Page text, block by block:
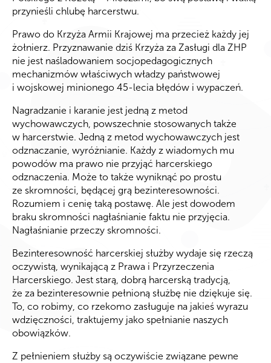
przynieśli chlubę harcerstwu.
Prawo do Krzyża Armii Krajowej ma przecież każdy jej
żołnierz. Przyznawanie dziś Krzyża za Zasługi dla ZHP
nie jest naśladowaniem socjopedagogicznych
mechanizmów właściwych władzy państwowej
i wojskowej minionego 45-lecia błędów i wypaczeń.
Nagradzanie i karanie jest jedną z metod
wychowawczych, powszechnie stosowanych także
w harcerstwie. Jedną z metod wychowawczych jest
odznaczanie, wyróżnianie. Każdy z wiadomych mu
powodów ma prawo nie przyjąć harcerskiego
odznaczenia. Może to także wyniknąć po prostu
ze skromności, będącej grą bezinteresowności.
Rozumiem i cenię taką postawę. Ale jest dowodem
braku skromności nagłaśnianie faktu nie przyjęcia.
Nagłaśnianie przeczy skromności.
Bezinteresowność harcerskiej służby wydaje się rzeczą
oczywistą, wynikającą z Prawa i Przyrzeczenia
Harcerskiego. Jest starą, dobrą harcerską tradycją,
że za bezinteresownie pełnioną służbę nie dziękuje się.
To, co robimy, co rzekomo zasługuje na jakieś wyrazu
wdzięczności, traktujemy jako spełnianie naszych
obowiązków.
Z pełnieniem służby są oczywiście związane pewne